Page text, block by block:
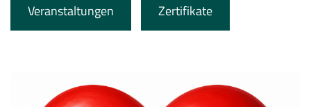
Veranstaltungen Zertifikate